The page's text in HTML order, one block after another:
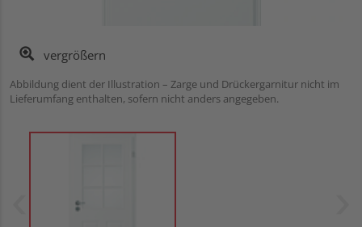
vergrößern
Abbildung dient der Illustration – Zarge und Drückergarnitur nicht im
Lieferumfang enthalten, sofern nicht anders angegeben.